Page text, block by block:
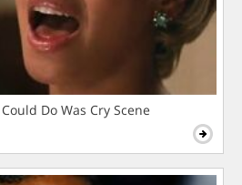
Do Was Cry Scene